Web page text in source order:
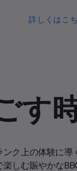
詳しくはこ
す
ク上の体験に
しむ賑やかな